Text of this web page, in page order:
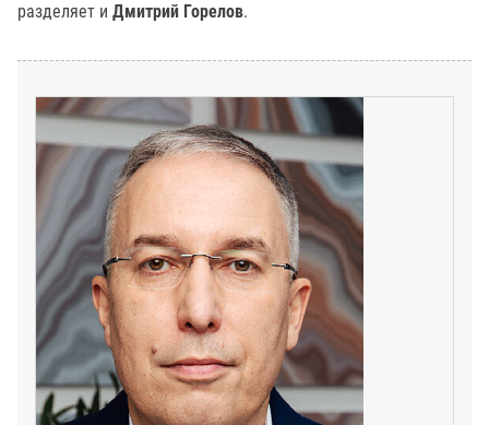
разделяет и Дмитрий Горелов.